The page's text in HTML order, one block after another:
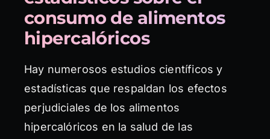
consumo de alimentos
hipercalóricos
Hay numerosos estudios científicos y
estadísticas que respaldan los efectos
perjudiciales de los alimentos
hipercalóricos en la salud de las